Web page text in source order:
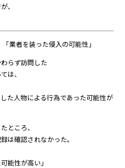
、
業者を装った侵入の可能性」
らず訪問した
は、
た人物による行為であった可能性が
ところ、
は確認されなかった。
能性が高い」